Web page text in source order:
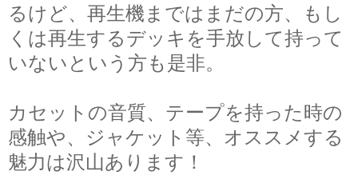
るけど、再生機まではまだの方、もし
くは再生するデッキを手放して持って
いないという方も是非。
カセットの音質、テープを持った時の
感触や、ジャケット等、オススメする
魅力は沢山あります！